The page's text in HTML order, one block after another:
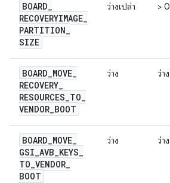
BOARD_
RECOVERYIMAGE_
PARTITION_
SIZE
ว่างเปล่า > 0
BOARD_MOVE_
RECOVERY_
RESOURCES_TO_
VENDOR_BOOT
ว่าง ว่าง
BOARD_MOVE_
GSI_AVB_KEYS_
TO_VENDOR_
BOOT
ว่าง ว่าง